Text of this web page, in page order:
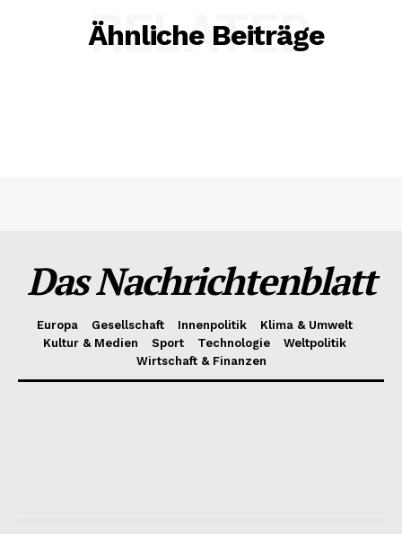
Ähnliche Beiträge
RELATED
Das Nachrichtenblatt
Europa Gesellschaft Innenpolitik
Klima & Umwelt
Kultur & Medien
Sport Technologie
Weltpolitik
Wirtschaft & Finanzen